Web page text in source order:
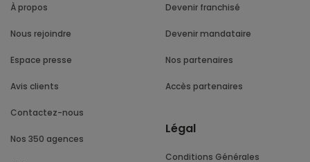
À propos
Nous rejoindre
Espace presse
Avis clients
Contactez-nous
Nos 350 agences
Devenir franchisé
Devenir mandataire
Nos partenaires
Accès partenaires
Légal
Conditions Générales